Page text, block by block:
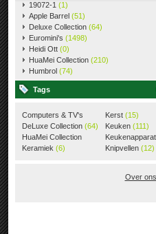
19072-1 (1)
Apple Barrel (51)
Deluxe Collection (64)
Euromini's (1498)
Heidi Ott (0)
HuaMei Collection (210)
Humbrol (74)
Tags
Computers & TV's
(18)
DeLuxe Collection (64)
HuaMei Collection
(205)
Keramiek (6)
Kerst (15)
Keuken (111)
Knipvellen (12)
Over ons